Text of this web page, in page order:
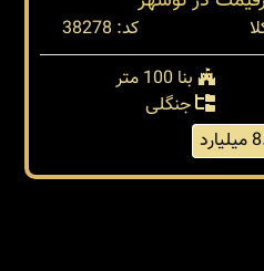
کد: 38278
بنا 100 متر
جنگلی